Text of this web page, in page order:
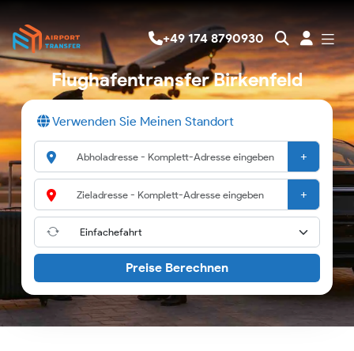
+49 174 8790930
Flughafentransfer Birkenfeld
Verwenden Sie Meinen Standort
+
+
Preise Berechnen